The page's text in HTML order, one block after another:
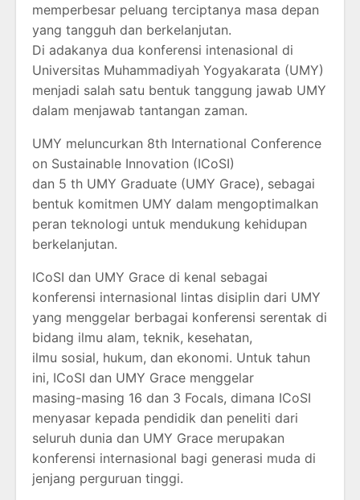
memperbesar peluang terciptanya masa depan
yang tangguh dan berkelanjutan.
Di adakanya dua konferensi intenasional di
Universitas Muhammadiyah Yogyakarata (UMY)
menjadi salah satu bentuk tanggung jawab UMY
dalam menjawab tantangan zaman.
UMY meluncurkan 8th International Conference
on Sustainable Innovation (ICoSI)
dan 5 th UMY Graduate (UMY Grace), sebagai
bentuk komitmen UMY dalam mengoptimalkan
peran teknologi untuk mendukung kehidupan
berkelanjutan.
ICoSI dan UMY Grace di kenal sebagai
konferensi internasional lintas disiplin dari UMY
yang menggelar berbagai konferensi serentak di
bidang ilmu alam, teknik, kesehatan,
ilmu sosial, hukum, dan ekonomi. Untuk tahun
ini, ICoSI dan UMY Grace menggelar
masing-masing 16 dan 3 Focals, dimana ICoSI
menyasar kepada pendidik dan peneliti dari
seluruh dunia dan UMY Grace merupakan
konferensi internasional bagi generasi muda di
jenjang perguruan tinggi.